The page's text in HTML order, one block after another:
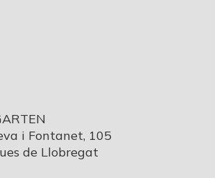
i Fontanet, 105
de Llobregat